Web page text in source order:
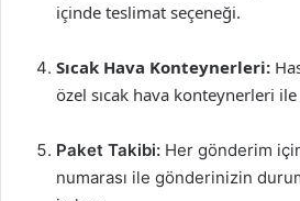
içinde teslimat seçeneği.
Sıcak Hava Konteynerleri:
özel sıcak hava konteynerleri ile
Paket Takibi: Her gönderim
numarası ile gönderinizin